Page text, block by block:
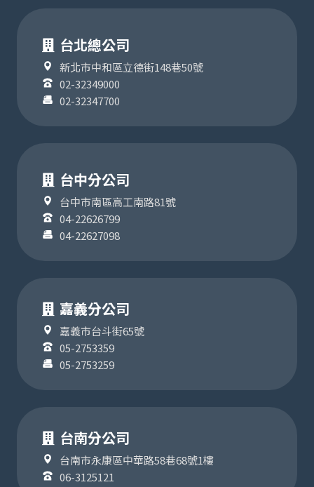
台北總公司
新北市中和區立德街148巷50號
02-32349000
02-32347700
台中分公司
台中市南區高工南路81號
04-22626799
04-22627098
嘉義分公司
嘉義市台斗街65號
05-2753359
05-2753259
台南分公司
台南市永康區中華路58巷68號1樓
06-3125121